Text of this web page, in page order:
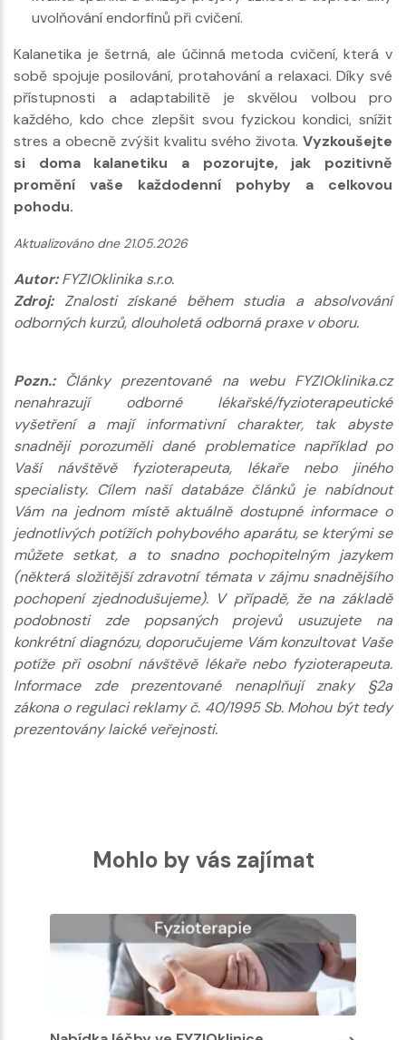
uvolňování endorfinů při cvičení.
Kalanetika je šetrná, ale účinná metoda cvičení, která v
sobě spojuje posilování, protahování a relaxaci. Díky své
přístupnosti a adaptabilitě je skvělou volbou pro
každého, kdo chce zlepšit svou fyzickou kondici, snížit
stres a obecně zvýšit kvalitu svého života. Vyzkoušejte
si doma kalanetiku a pozorujte, jak pozitivně
promění vaše každodenní pohyby a celkovou
pohodu.
Aktualizováno dne 21.05.2026
Autor:FYZIOklinika s.r.o.
Zdroj: Znalosti získané během studia a absolvování
odborných kurzů, dlouholetá odborná praxe v oboru.
Pozn.:Články prezentované na webu FYZIOklinika.cz
nenahrazují odborné lékařské/fyzioterapeutické
vyšetření a mají informativní charakter, tak abyste
snadněji porozuměli dané problematice například po
Vaší návštěvě fyzioterapeuta, lékaře nebo jiného
specialisty. Cílem naší databáze článků je nabídnout
Vám na jednom místě aktuálně dostupné informace o
jednotlivých potížích pohybového aparátu, se kterými se
můžete setkat, a to snadno pochopitelným jazykem
(některá složitější zdravotní témata v zájmu snadnějšího
pochopení zjednodušujeme). V případě, že na základě
podobnosti zde popsaných projevů usuzujete na
konkrétní diagnózu, doporučujeme Vám konzultovat Vaše
potíže při osobní návštěvě lékaře nebo fyzioterapeuta.
Informace zde prezentované nenaplňují znaky §2a
zákona o regulaci reklamy č. 40/1995 Sb. Mohou být tedy
prezentovány laické veřejnosti.
Mohlo by vás zajímat